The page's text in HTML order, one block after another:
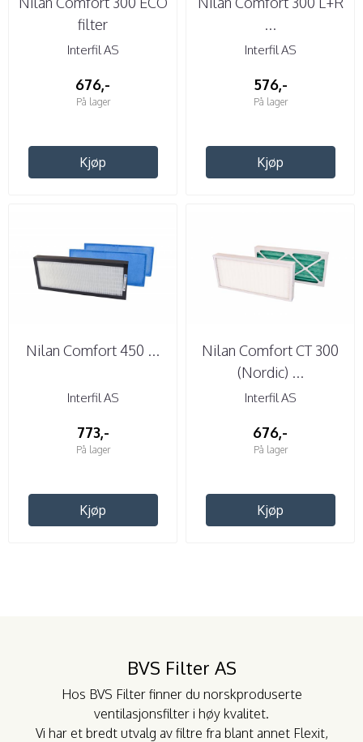
filter
Interfil AS
676,-
På lager
Kjøp
...
Interfil AS
576,-
På lager
Kjøp
Nilan Comfort 450 ...
Interfil AS
773,-
På lager
Kjøp
Nilan Comfort CT 300
(Nordic) ...
Interfil AS
676,-
På lager
Kjøp
BVS Filter AS
Hos BVS Filter finner du norskproduserte
ventilasjonsfilter i høy kvalitet.
Vi har et bredt utvalg av filtre fra blant annet Flexit,